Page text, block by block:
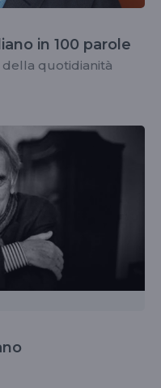
in 100 parole
quotidianità